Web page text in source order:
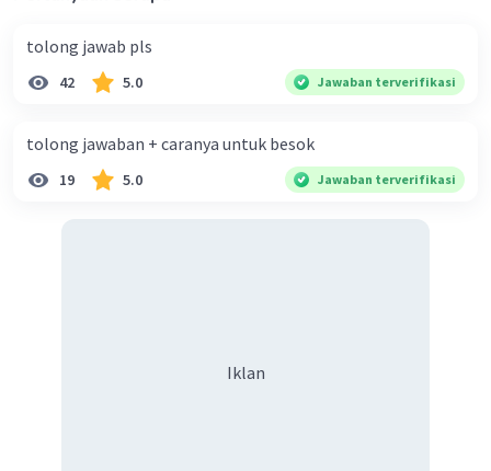
2.-1-4
-2-4
Beri Rating·0.0(0) Balas
tolong jawab pls
42 5.0 Jawaban terverifikasi
tolong jawaban + caranya untuk besok
19 5.0 Jawaban terverifikasi
Iklan